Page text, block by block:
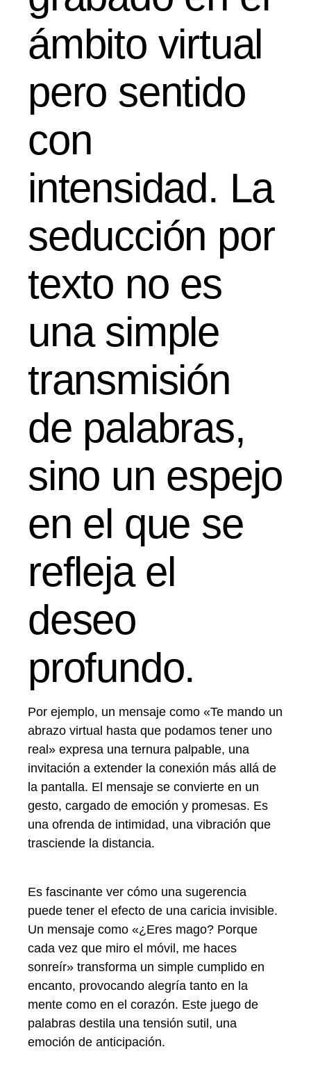
ámbito virtual
pero sentido
con
intensidad. La
seducción por
texto no es
una simple
transmisión
de palabras,
sino un espejo
en el que se
refleja el
deseo
profundo.
Por ejemplo, un mensaje como «Te mando un
abrazo virtual hasta que podamos tener uno
real» expresa una ternura palpable, una
invitación a extender la conexión más allá de
la pantalla. El mensaje se convierte en un
gesto, cargado de emoción y promesas. Es
una ofrenda de intimidad, una vibración que
trasciende la distancia.
Es fascinante ver cómo una sugerencia
puede tener el efecto de una caricia invisible.
Un mensaje como «¿Eres mago? Porque
cada vez que miro el móvil, me haces
sonreír» transforma un simple cumplido en
encanto, provocando alegría tanto en la
mente como en el corazón. Este juego de
palabras destila una tensión sutil, una
emoción de anticipación.